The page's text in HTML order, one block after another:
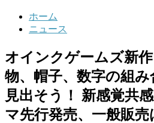
ホーム
ニュース
オインクゲームズ新
物、帽子、数字の組
見出そう！ 新感覚共
マ先行発売、一般販売